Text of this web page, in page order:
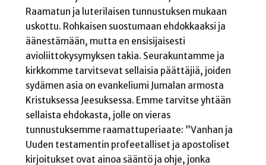
Raamatun ja luterilaisen tunnustuksen mukaan
uskottu. Rohkaisen suostumaan ehdokkaaksi ja
äänestämään, mutta en ensisijaisesti
avioliittokysymyksen takia. Seurakuntamme ja
kirkkomme tarvitsevat sellaisia päättäjiä, joiden
sydämen asia on evankeliumi Jumalan armosta
Kristuksessa Jeesuksessa. Emme tarvitse yhtään
sellaista ehdokasta, jolle on vieras
tunnustuksemme raamattuperiaate: ”Vanhan ja
Uuden testamentin profeetalliset ja apostoliset
kirjoitukset ovat ainoa sääntö ja ohje, jonka